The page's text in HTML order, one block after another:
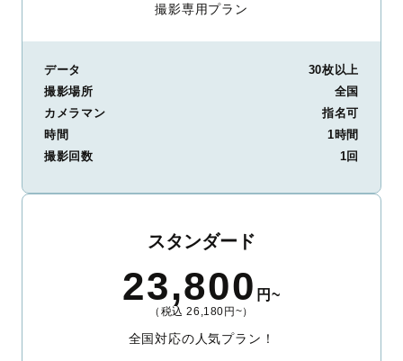
撮影専用プラン
データ
30枚以上
撮影場所
全国
カメラマン
指名可
時間
1時間
撮影回数
1回
スタンダード
23,800 円~
（税込 26,180円~）
全国対応の人気プラン！